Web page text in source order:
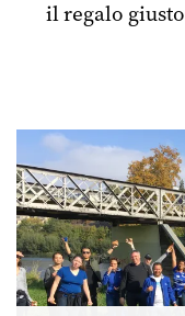
il regalo